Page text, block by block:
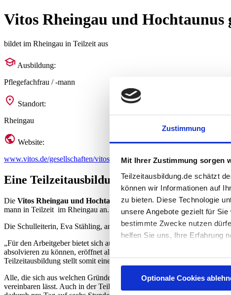
Zustimmung
Mit Ihrer Zustimmung sorgen
Teilzeitausbildung.de schätzt
können wir Informationen auf
zu bieten. Diese Technologie
unsere Angebote gezielt für
bestimmte Zwecke nutzen
helfen Sie uns, Ihre Erfahrung
Ihr Gerät durch aktives
Optionale Cookies
Vitos Rheingau und Hochtaunus
bildet im Rheingau in Teilzeit aus
Ausbildung:
Pflegefachfrau / -mann
Standort:
Rheingau
Website:
www.vitos.de/gesellschaften/vitos-rheingau
Eine Teilzeitausbildung bietet mehr Zeit für
Die Vitos Rheingau und Hochtaunus gGmbH bieten ab April 2023,
mann in Teilzeit im Rheingau an.
Die Schulleiterin, Eva Stähling, arbeitet seit vielen Jahren in der
„Für den Arbeitgeber bietet sich auf diese Weise die Möglichkeit einen
absolvieren zu können, eröffnet all denjenigen einen Zugang zur
Teilzeitausbildung stellt somit eine echte Bildungschance dar und
Alle, die sich aus welchen Gründen auch immer für das Lernen mehr
vereinbaren lässt. Auch in der Teilzeitausbildung sind 2100